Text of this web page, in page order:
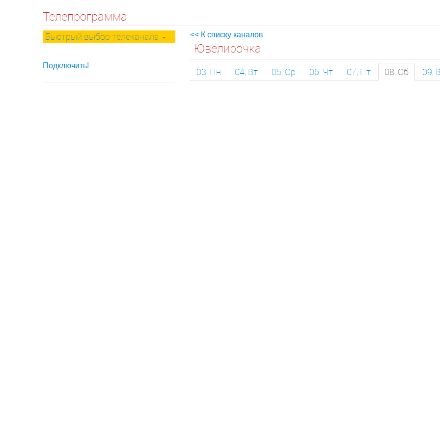
Телепрограмма
Быстрый выбор телеканала
Подключить!
<< К списку каналов
Ювелирочка
03, Пн 04, Вт 05, Ср 06, Чт 07, Пт 08, Сб 09,